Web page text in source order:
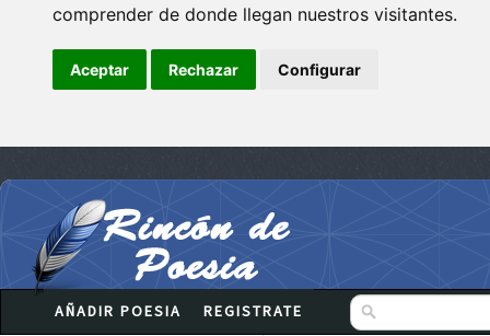
comprender de donde llegan nuestros visitantes.
Aceptar Rechazar Configurar
AÑADIR POESIA REGISTRATE